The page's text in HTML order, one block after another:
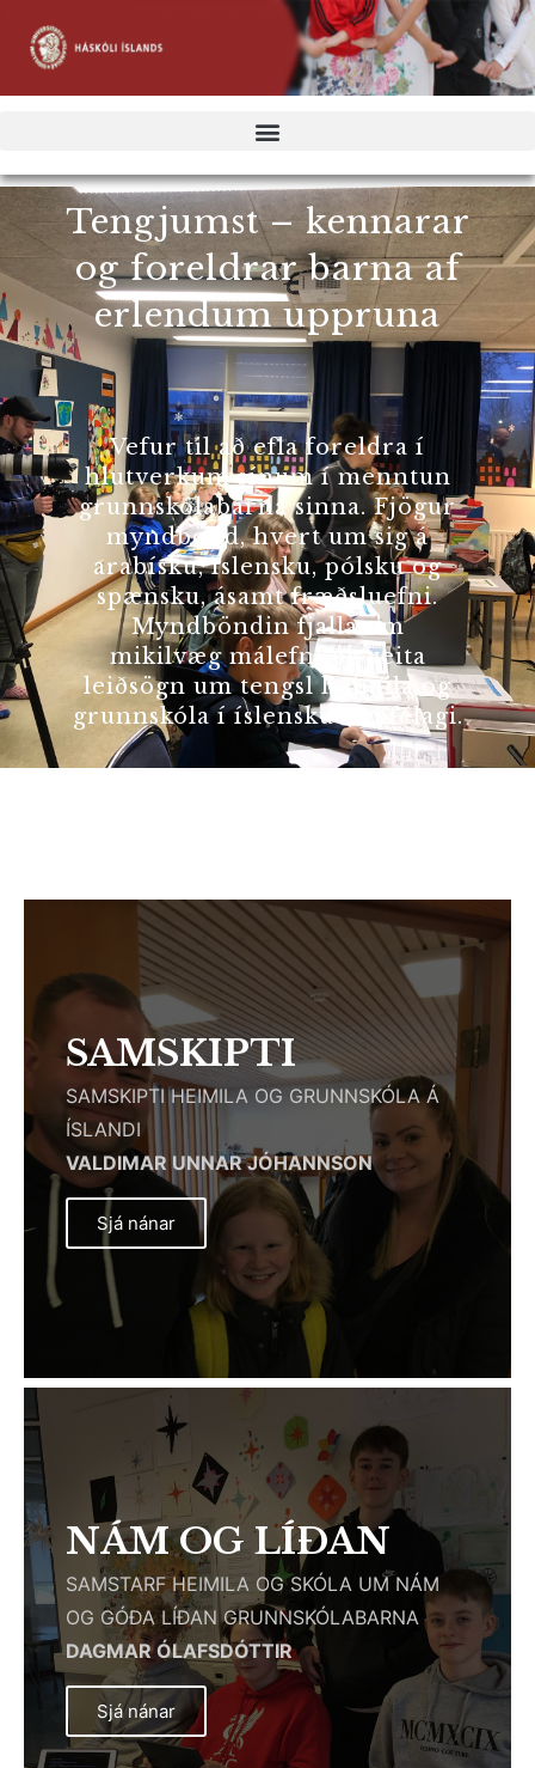
Tengjumst – kennarar
og foreldrar barna af
erlendum uppruna
Vefur til að efla foreldra í
hlutverkum sínum í menntun
grunnskólabarna sinna. Fjögur
myndbönd, hvert um sig á
arabísku, íslensku, pólsku og
spænsku, ásamt fræðsluefni.
Myndböndin fjalla um
mikilvæg málefni og veita
leiðsögn um tengsl heimila og
grunnskóla í íslensku samfélagi.
SAMSKIPTI
SAMSKIPTI HEIMILA OG GRUNNSKÓLA Á
ÍSLANDI
VALDIMAR UNNAR JÓHANNSON
Sjá nánar
NÁM OG LÍÐAN
SAMSTARF HEIMILA OG SKÓLA UM NÁM
OG GÓÐA LÍÐAN GRUNNSKÓLABARNA
DAGMAR ÓLAFSDÓTTIR
Sjá nánar